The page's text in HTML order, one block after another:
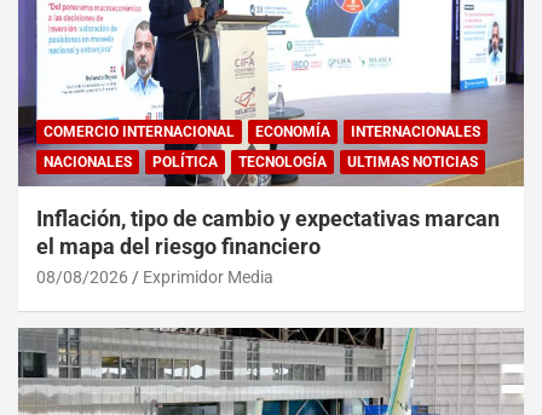
COMERCIO INTERNACIONAL ECONOMÍA
INTERNACIONALES
NACIONALES
POLÍTICA TECNOLOGÍA ULTIMAS NOTICIAS
Inflación, tipo de cambio y expectativas marcan
el mapa del riesgo financiero
08/08/2026 Exprimidor Media